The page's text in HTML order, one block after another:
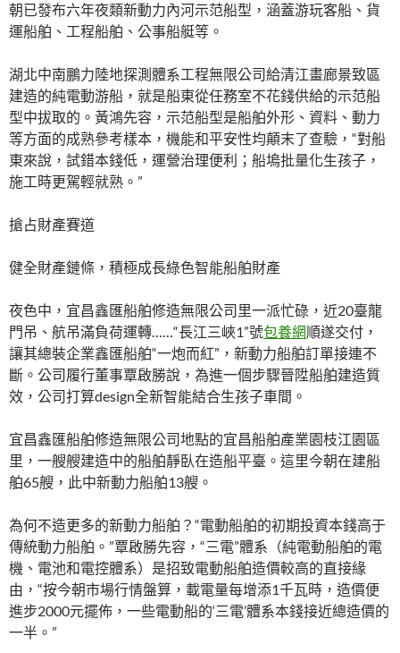
朝已發布六年夜類新動力內河示范船型，涵蓋游玩客船、貨
運船舶、工程船舶、公事船艇等。
湖北中南鵬力陸地探測體系工程無限公司給清江畫廊景致區
建造的純電動游船，就是船東從任務室不花錢供給的示范船
型中拔取的。黃鴻先容，示范船型是船舶外形、資料、動力
等方面的成熟參考樣本，機能和平安性均顛末了查驗，“對船
東來說，試錯本錢低，運營治理便利；船塢批量化生孩子，
施工時更駕輕就熟。”
搶占財產賽道
健全財產鏈條，積極成長綠色智能船舶財產
夜色中，宜昌鑫匯船舶修造無限公司里一派忙碌，近20臺龍
門吊、航吊滿負荷運轉……“長江三峽1”號包養網順遂交付，
讓其總裝企業鑫匯船舶“一炮而紅”，新動力船舶訂單接連不
斷。公司履行董事覃啟勝說，為進一個步驟晉陞船舶建造質
效，公司打算design全新智能結合生孩子車間。
宜昌鑫匯船舶修造無限公司地點的宜昌船舶產業園枝江園區
里，一艘艘建造中的船舶靜臥在造船平臺。這里今朝在建船
舶65艘，此中新動力船舶13艘。
為何不造更多的新動力船舶？“電動船舶的初期投資本錢高于
傳統動力船舶。”覃啟勝先容，“三電”體系（純電動船舶的電
機、電池和電控體系）是招致電動船舶造價較高的直接緣
由，“按今朝市場行情盤算，載電量每增添1千瓦時，造價便
進步2000元擺佈，一些電動船的‘三電’體系本錢接近總造價的
一半。”